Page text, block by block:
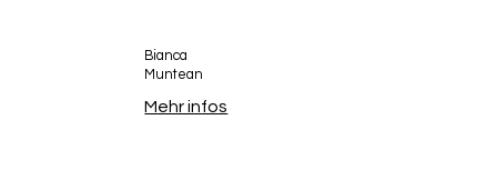
Bianca
Muntean
Mehr infos